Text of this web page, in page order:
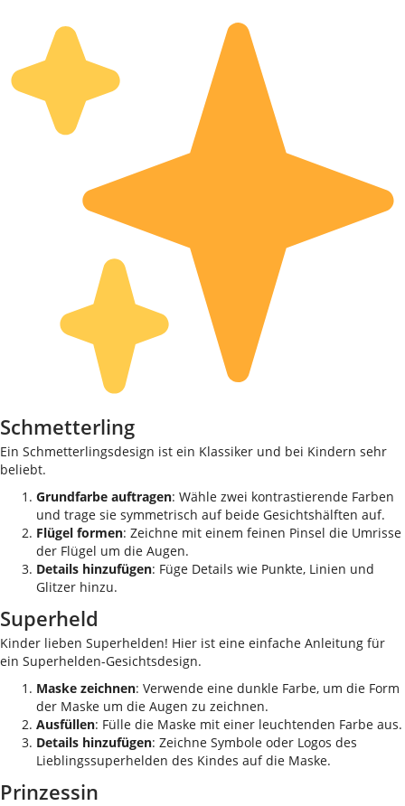
Schmetterling
Ein Schmetterlingsdesign ist ein Klassiker und bei Kindern sehr
beliebt.
Grundfarbe auftragen: Wähle zwei kontrastierende Farben
und trage sie symmetrisch auf beide Gesichtshälften auf.
Flügel formen: Zeichne mit einem feinen Pinsel die Umrisse
der Flügel um die Augen.
Details hinzufügen: Füge Details wie Punkte, Linien und
Glitzer hinzu.
Superheld
Kinder lieben Superhelden! Hier ist eine einfache Anleitung für
ein Superhelden-Gesichtsdesign.
Maske zeichnen: Verwende eine dunkle Farbe, um die Form
der Maske um die Augen zu zeichnen.
Ausfüllen: Fülle die Maske mit einer leuchtenden Farbe aus.
Details hinzufügen: Zeichne Symbole oder Logos des
Lieblingssuperhelden des Kindes auf die Maske.
Prinzessin